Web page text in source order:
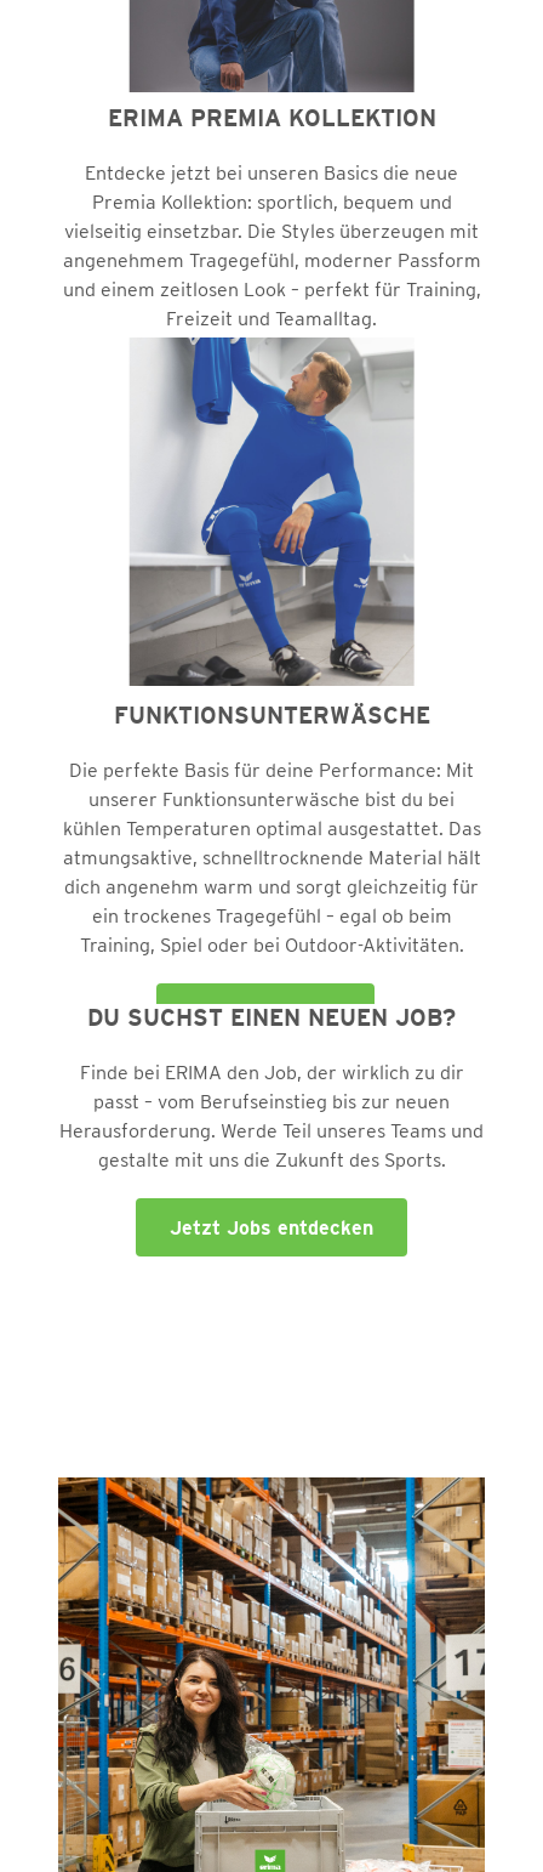
ERIMA PREMIA KOLLEKTION
Entdecke jetzt bei unseren Basics die neue
Premia Kollektion: sportlich, bequem und
vielseitig einsetzbar. Die Styles überzeugen mit
angenehmem Tragegefühl, moderner Passform
und einem zeitlosen Look – perfekt für Training,
Freizeit und Teamalltag.
Jetzt entdecken
FUNKTIONSUNTERWÄSCHE
Die perfekte Basis für deine Performance: Mit
unserer Funktionsunterwäsche bist du bei
kühlen Temperaturen optimal ausgestattet. Das
atmungsaktive, schnelltrocknende Material hält
dich angenehm warm und sorgt gleichzeitig für
ein trockenes Tragegefühl – egal ob beim
Training, Spiel oder bei Outdoor-Aktivitäten.
Erwachsene
Kinder
DU SUCHST EINEN NEUEN JOB?
Finde bei ERIMA den Job, der wirklich zu dir
passt – vom Berufseinstieg bis zur neuen
Herausforderung. Werde Teil unseres Teams und
gestalte mit uns die Zukunft des Sports.
Jetzt Jobs entdecken